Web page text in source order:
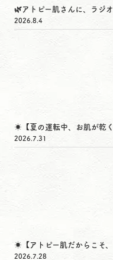
🌿アトピー肌さんに、ラジ
2026.8.4
☀️【夏の運転中、お肌が乾
2026.7.31
☀️【アトピー肌だからこそ
2026.7.28